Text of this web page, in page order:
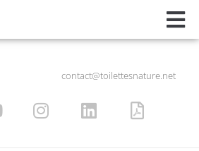
contact@toilettesnature.net